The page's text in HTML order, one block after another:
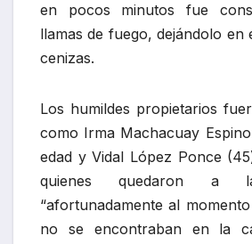
en pocos minutos fue
llamas de fuego, dejándolo en
cenizas.
Los humildes propietarios
como Irma Machacuay
edad y Vidal López Ponce
quienes quedaron a
“afortunadamente al
no se encontraban en la